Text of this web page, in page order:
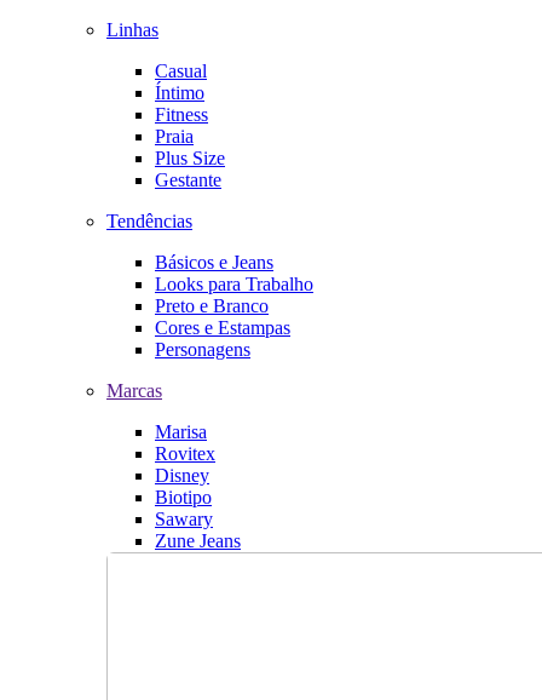
Linhas
Casual
Íntimo
Fitness
Praia
Plus Size
Gestante
Tendências
Básicos e Jeans
Looks para Trabalho
Preto e Branco
Cores e Estampas
Personagens
Marcas
Marisa
Rovitex
Disney
Biotipo
Sawary
Zune Jeans